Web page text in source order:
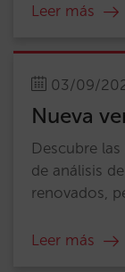
Leer más
03/09/
Nueva
Descubre
de análisis
renovados,
Leer más